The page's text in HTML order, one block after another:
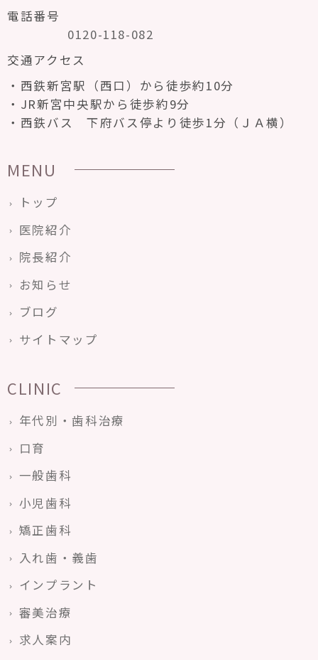
電話番号
0120-118-082
交通アクセス
西鉄新宮駅（西口）から徒歩約10分
JR新宮中央駅から徒歩約9分
西鉄バス 下府バス停より徒歩1分（ＪＡ横）
MENU
トップ
医院紹介
院長紹介
お知らせ
ブログ
サイトマップ
CLINIC
年代別・歯科治療
口育
一般歯科
小児歯科
矯正歯科
入れ歯・義歯
インプラント
審美治療
求人案内